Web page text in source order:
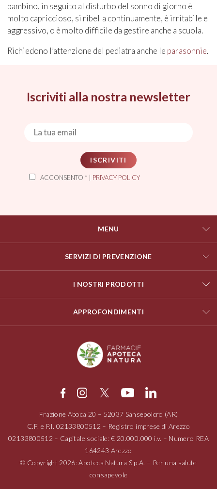
bambino, in seguito al disturbo del sonno di giorno è
molto capriccioso, si ribella continuamente, è irritabile e
aggressivo, o è molto difficile da gestire anche a scuola.
Richiedono l’attenzione del pediatra anche le parasonnie.
Iscriviti alla nostra newsletter
ISCRIVITI
ACCONSENTO * | PRIVACY POLICY
MENU
SERVIZI DI PREVENZIONE
I NOSTRI PRODOTTI
APPROFONDIMENTI
Frazione Aboca 20 – 52037 Sansepolcro (AR)
C.F. e P.I.02133800512 – Registro imprese di Arezzo
02133800512 – Capitale sociale: € 20.000.000 i.v. – Numero REA
164243 Arezzo
© Copyright 2026: Apoteca Natura S.p.A. – Per una salute
consapevole